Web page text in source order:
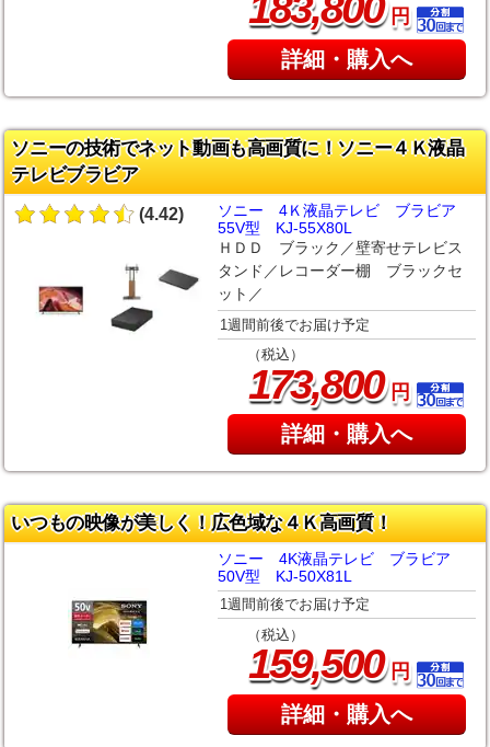
円
詳細・購入へ
ソニーの技術でネット動画も高画質に！ソニー４Ｋ液晶
テレビブラビア
(4.42)
ソニー 4Ｋ液晶テレビ ブラビア
55V型 KJ-55X80L
ＨＤＤ ブラック／壁寄せテレビス
タンド／レコーダー棚 ブラックセ
ット／
1週間前後でお届け予定
（税込）
173,800円
詳細・購入へ
いつもの映像が美しく！広色域な４Ｋ高画質！
ソニー 4K液晶テレビ ブラビア
50V型 KJ-50X81L
1週間前後でお届け予定
（税込）
159,500円
詳細・購入へ